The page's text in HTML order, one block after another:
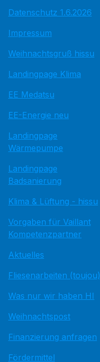
Datenschutz 1.6.2026
Impressum
Weihnachtsgruß hissu
Landingpage Klima
EE Medatsu
EE-Energie neu
Landingpage
Wärmepumpe
Landingpage
Badsanierung
Klima & Lüftung - hissu
Vorgaben für Vaillant
Kompetenzpartner
Aktuelles
Fliesenarbeiten (toujou)
Was nur wir haben HI
Weihnachtspost
Finanzierung anfragen
Fördermittel